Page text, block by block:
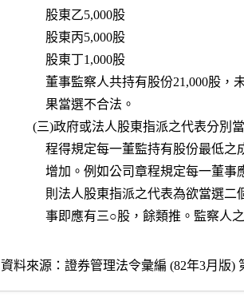
              股東乙5,000股
              股東丙5,000股
              股東丁1,000股
董事監察人共持有股份
              果當選不合法。
(三)政府或法人股東指派之代
程得規定每一董監持有股
增加。例如公司章程規定
則法人股東指派之代表為
事即應有三○股，餘類推。監
資料來源： 證券管理法令彙編 (82年3月版)